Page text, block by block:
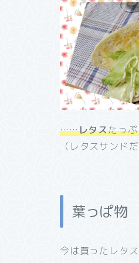
……レタスたっ
（レタスサンド
葉っぱ物
今は買ったレタ